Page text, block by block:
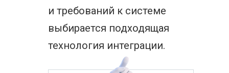
и требований к системе
выбирается подходящая
технология интеграции.